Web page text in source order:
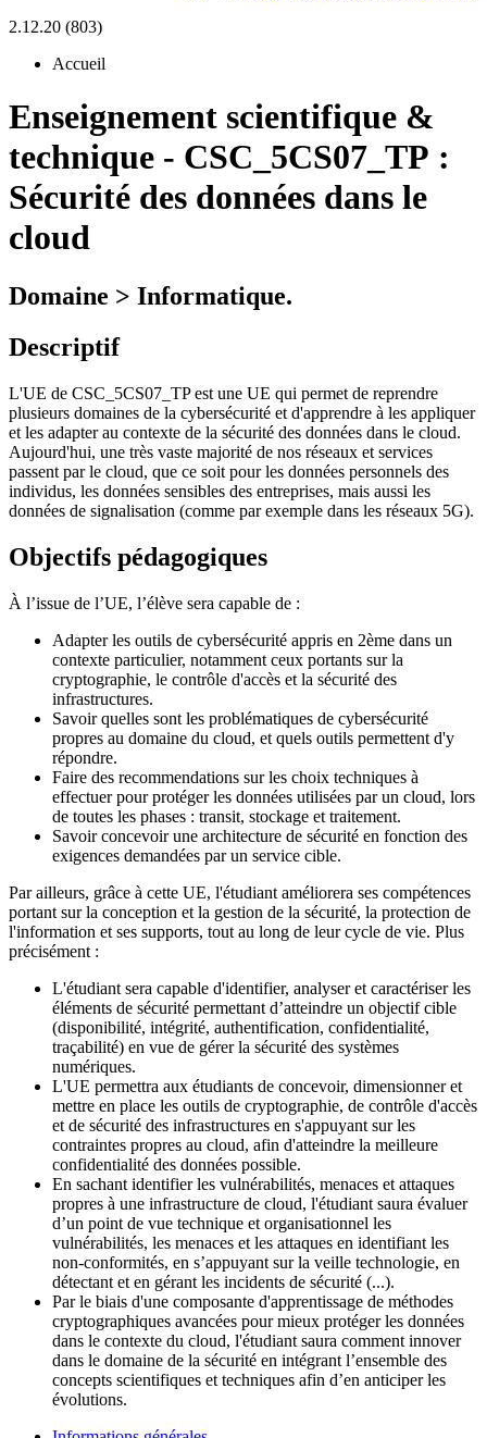
2.12.20 (803)
Accueil
Enseignement scientifique &
technique - CSC_5CS07_TP :
Sécurité des données dans le
cloud
Domaine > Informatique.
Descriptif
L'UE de CSC_5CS07_TP est une UE qui permet de reprendre
plusieurs domaines de la cybersécurité et d'apprendre à les appliquer
et les adapter au contexte de la sécurité des données dans le cloud.
Aujourd'hui, une très vaste majorité de nos réseaux et services
passent par le cloud, que ce soit pour les données personnels des
individus, les données sensibles des entreprises, mais aussi les
données de signalisation (comme par exemple dans les réseaux 5G).
Objectifs pédagogiques
À l’issue de l’UE, l’élève sera capable de :
Adapter les outils de cybersécurité appris en 2ème dans un
contexte particulier, notamment ceux portants sur la
cryptographie, le contrôle d'accès et la sécurité des
infrastructures.
Savoir quelles sont les problématiques de cybersécurité
propres au domaine du cloud, et quels outils permettent d'y
répondre.
Faire des recommendations sur les choix techniques à
effectuer pour protéger les données utilisées par un cloud, lors
de toutes les phases : transit, stockage et traitement.
Savoir concevoir une architecture de sécurité en fonction des
exigences demandées par un service cible.
Par ailleurs, grâce à cette UE, l'étudiant améliorera ses compétences
portant sur la conception et la gestion de la sécurité, la protection de
l'information et ses supports, tout au long de leur cycle de vie. Plus
précisément :
L'étudiant sera capable d'identifier, analyser et caractériser les
éléments de sécurité permettant d’atteindre un objectif cible
(disponibilité, intégrité, authentification, confidentialité,
traçabilité) en vue de gérer la sécurité des systèmes
numériques.
L'UE permettra aux étudiants de concevoir, dimensionner et
mettre en place les outils de cryptographie, de contrôle d'accès
et de sécurité des infrastructures en s'appuyant sur les
contraintes propres au cloud, afin d'atteindre la meilleure
confidentialité des données possible.
En sachant identifier les vulnérabilités, menaces et attaques
propres à une infrastructure de cloud, l'étudiant saura évaluer
d’un point de vue technique et organisationnel les
vulnérabilités, les menaces et les attaques en identifiant les
non-conformités, en s’appuyant sur la veille technologie, en
détectant et en gérant les incidents de sécurité (...).
Par le biais d'une composante d'apprentissage de méthodes
cryptographiques avancées pour mieux protéger les données
dans le contexte du cloud, l'étudiant saura comment innover
dans le domaine de la sécurité en intégrant l’ensemble des
concepts scientifiques et techniques afin d’en anticiper les
évolutions.